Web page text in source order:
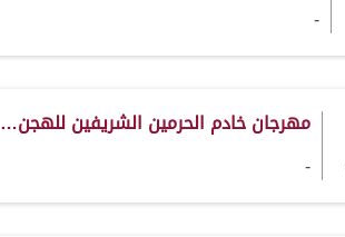
-
مهرجان خادم الحرمين الشريفين للهجن…
-